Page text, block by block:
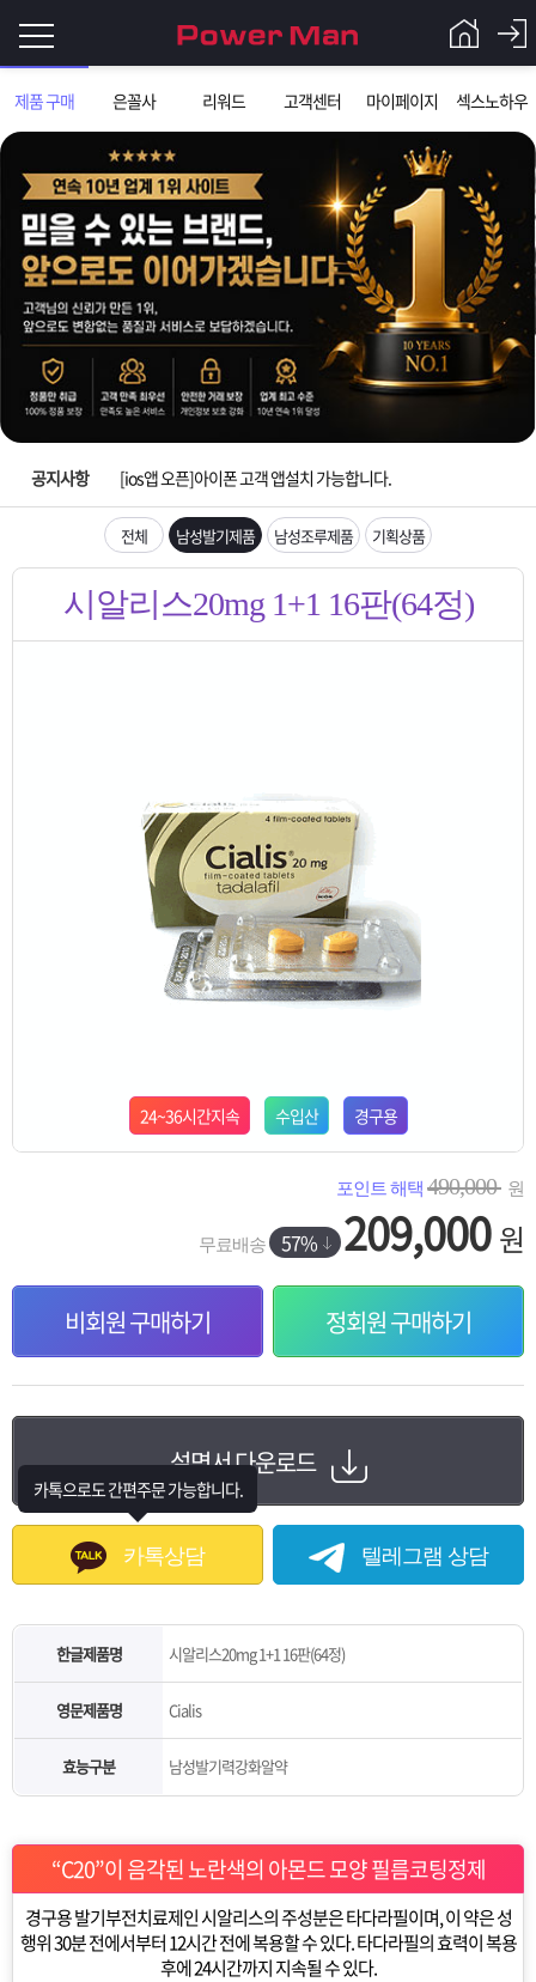
제품 구매 은꼴사 리워드 고객센터 마이페이지 섹스노하우
그
인
이
필
요
니
로
Q&A
파
워
맨
제
품
은
공지사항
입금확인이 안되는 상황을 대비해 꼭 입금후 고객센터 연락바랍니다.
[2026구정 연휴]설 연휴 배송 및 휴무 안내
[ios앱 오픈]아이폰 고객 앱설치 가능합니다.
[무인택배함 이용 안내] 집 밖에 주소로 택배 받기
전체 남성발기제품 남성조루제품 기획상품
시알리스20mg 1+1 16판(64정)
24~36시간지속 수입산 경구용
포인트 해택 490,000 원
무료배송 57% 209,000원
비회원 구매하기 정회원 구매하기
설명서 다운로드
카톡상담 텔레그램 상담
한글제품명 시알리스20mg 1+1 16판(64정)
영문제품명 Cialis
효능구분 남성발기력강화알약
“C20”이 음각된 노란색의 아몬드 모양 필름코팅정제
경구용 발기부전치료제인 시알리스의 주성분은 타다라필이며, 이 약은 성
행위 30분 전에서부터 12시간 전에 복용할 수 있다. 타다라필의 효력이 복용
후에 24시간까지 지속될 수 있다.
카톡으로도 간편주문 가능합니다.